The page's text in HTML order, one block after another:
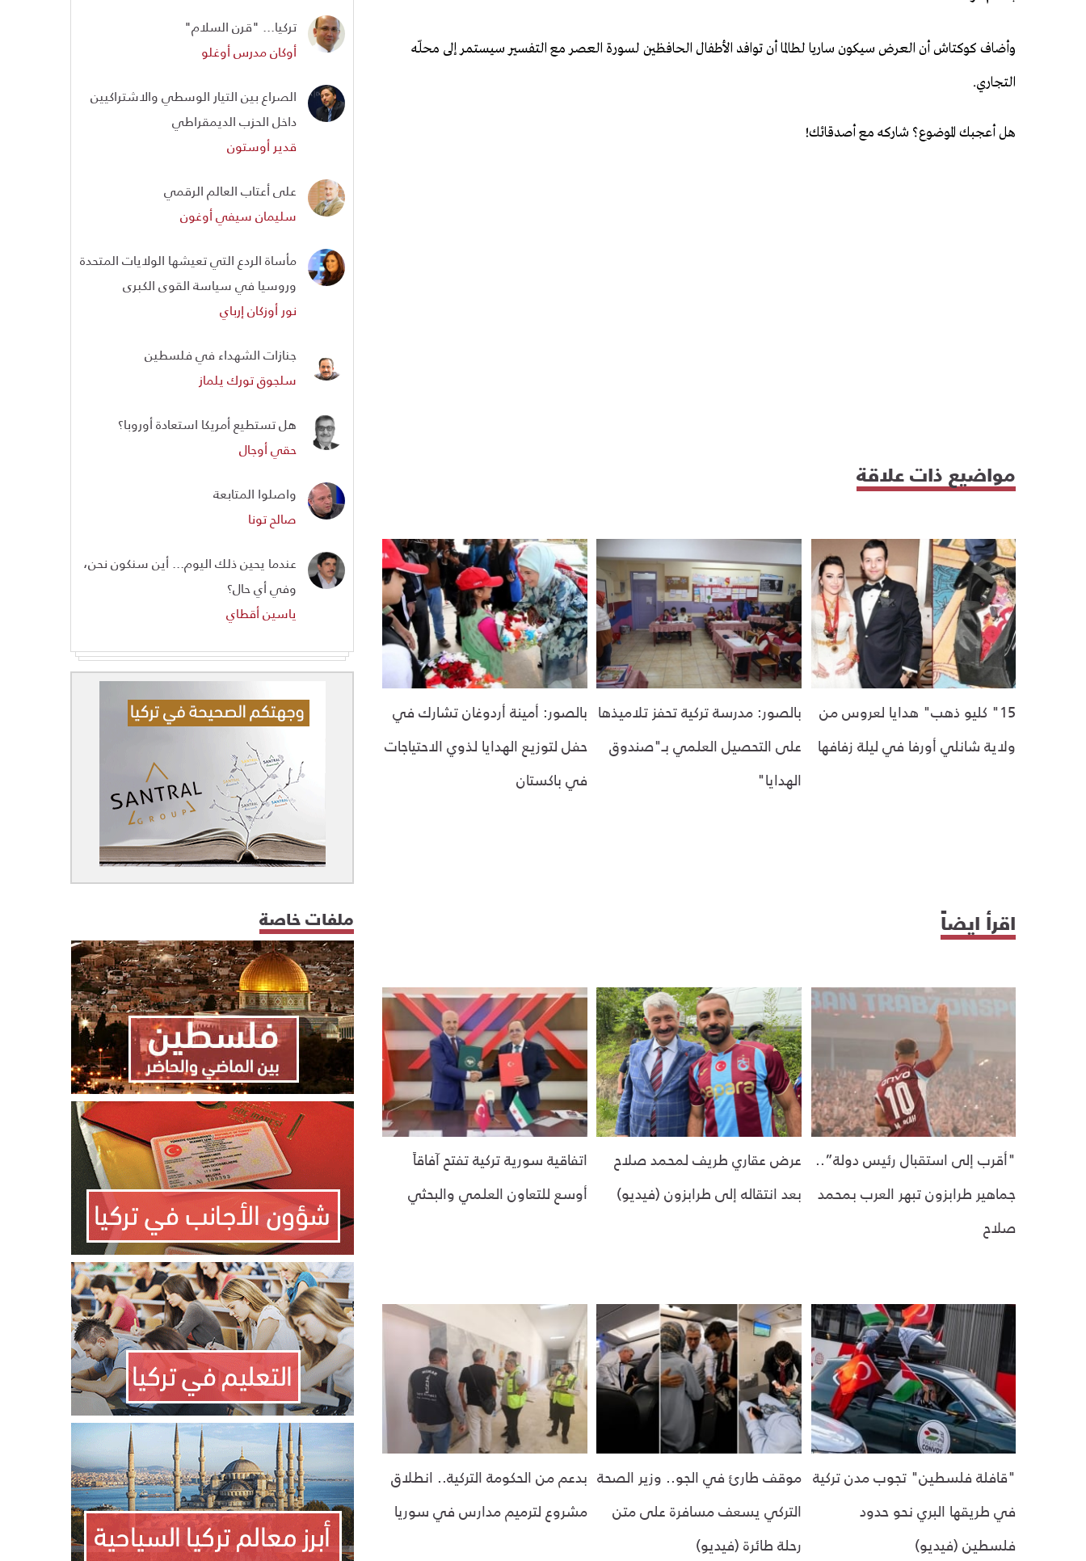
وأضاف كوكتاش أن العرض سيكون ساريا لطالما أن توافد الأطفال الحافظين لسورة العصر مع التفسير سيستمر إلى محلّه
التجاري.
هل أعجبك الموضوع؟ شاركه مع أصدقائك!
مواضيع ذات علاقة
15" كليو ذهب" هدايا لعروس من
ولاية شانلي أورفا في ليلة زفافها
بالصور: مدرسة تركية تحفز تلاميذها
على التحصيل العلمي بـ"صندوق
الهدايا"
بالصور: أمينة أردوغان تشارك في
حفل لتوزيع الهدايا لذوي الاحتياجات
في باكستان
اقرأ ايضاً
"أقرب إلى استقبال رئيس دولة”..
جماهير طرابزون تبهر العرب بمحمد
صلاح
عرض عقاري طريف لمحمد صلاح
بعد انتقاله إلى طرابزون (فيديو)
اتفاقية سورية تركية تفتح آفاقاً
أوسع للتعاون العلمي والبحثي
"قافلة فلسطين" تجوب مدن تركية
في طريقها البري نحو حدود
فلسطين (فيديو)
موقف طارئ في الجو.. وزير الصحة
التركي يسعف مسافرة على متن
رحلة طائرة (فيديو)
بدعم من الحكومة التركية.. انطلاق
مشروع لترميم مدارس في سوريا
تركيا... "قرن السلام"
أوكان مدرس أوغلو
الصراع بين التيار الوسطي والاشتراكيين
داخل الحزب الديمقراطي
قدير أوستون
على أعتاب العالم الرقمي
سليمان سيفي أوغون
مأساة الردع التي تعيشها الولايات المتحدة
وروسيا في سياسة القوى الكبرى
نور أوزكان إرباي
جنازات الشهداء في فلسطين
سلجوق تورك يلماز
هل تستطيع أمريكا استعادة أوروبا؟
حقي أوجال
واصلوا المتابعة
صالح تونا
عندما يحين ذلك اليوم... أين سنكون نحن،
وفي أي حال؟
ياسين أقطاي
ملفات خاصة